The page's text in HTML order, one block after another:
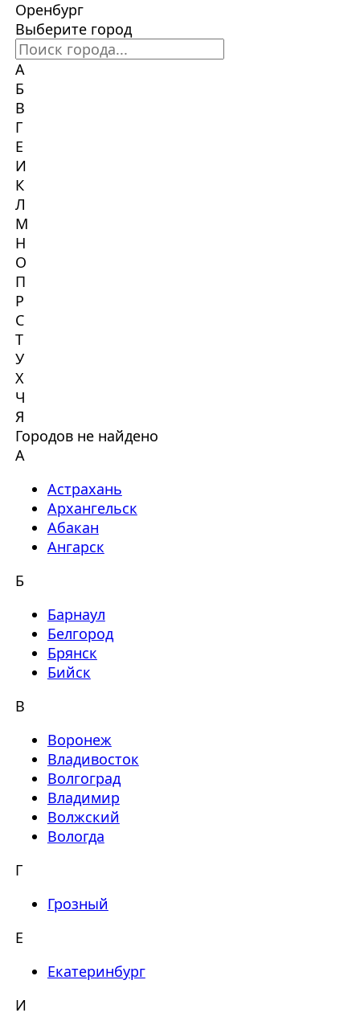
Оренбург
Выберите город
А
Б
В
Г
Е
И
К
Л
М
Н
О
П
Р
С
Т
У
Х
Ч
Я
Городов не найдено
А
Астрахань
Архангельск
Абакан
Ангарск
Б
Барнаул
Белгород
Брянск
Бийск
В
Воронеж
Владивосток
Волгоград
Владимир
Волжский
Вологда
Г
Грозный
Е
Екатеринбург
И